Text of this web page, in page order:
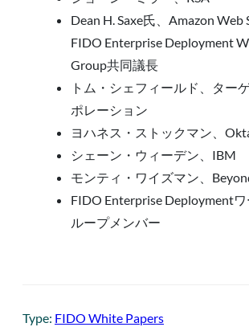
Dean H. Saxe氏、Amazon Web
FIDO Enterprise Deployment
Group共同議長
トム・シェフィールド、ター
ポレーション
ヨハネス・ストックマン、
シェーン・ウィーデン、IBM
モンティ・ワイズマン、
FIDO Enterprise Deployment
ループメンバー
Type: FIDO White Papers